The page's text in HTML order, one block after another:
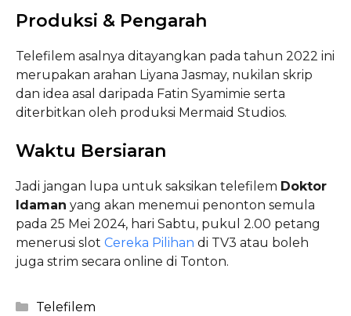
Produksi & Pengarah
Telefilem asalnya ditayangkan pada tahun 2022 ini
merupakan arahan Liyana Jasmay, nukilan skrip
dan idea asal daripada Fatin Syamimie serta
diterbitkan oleh produksi Mermaid Studios.
Waktu Bersiaran
Jadi jangan lupa untuk saksikan telefilem Doktor
Idaman yang akan menemui penonton semula
pada 25 Mei 2024, hari Sabtu, pukul 2.00 petang
menerusi slot Cereka Pilihan di TV3 atau boleh
juga strim secara online di Tonton.
Categories
Telefilem